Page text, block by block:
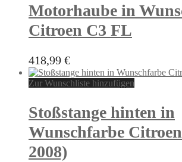
Motorhaube in
Citroen C3 FL
418,99 €
Zur Wunschliste hinzufügen
Stoßstange hinten in
Wunschfarbe
2008)